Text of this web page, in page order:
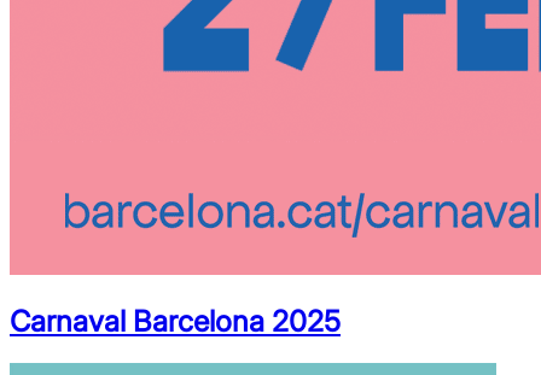
Carnaval Barcelona 2025